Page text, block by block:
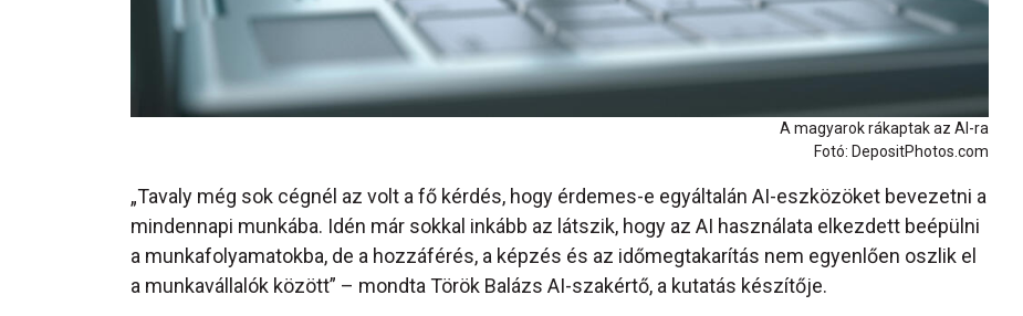
A magyarok rákaptak az AI-ra
Fotó: DepositPhotos.com
„Tavaly még sok cégnél az volt a fő kérdés, hogy érdemes-e egyáltalán AI-eszközöket bevezetni a
mindennapi munkába. Idén már sokkal inkább az látszik, hogy az AI használata elkezdett beépülni
a munkafolyamatokba, de a hozzáférés, a képzés és az időmegtakarítás nem egyenlően oszlik el
a munkavállalók között” – mondta Török Balázs AI-szakértő, a kutatás készítője.